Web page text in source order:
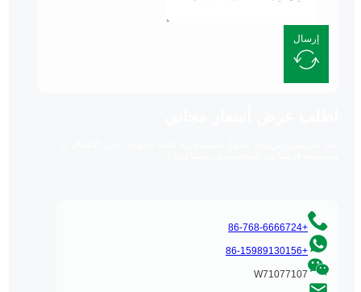
إرسال
+86-768-6666724
+86-15989130156
W71077107